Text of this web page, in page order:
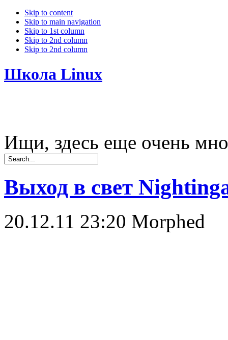
Skip to content
Skip to main navigation
Skip to 1st column
Skip to 2nd column
Skip to 2nd column
Школа Linux
Ищи, здесь еще очень
Выход в свет
20.12.11 23:20 Morphed